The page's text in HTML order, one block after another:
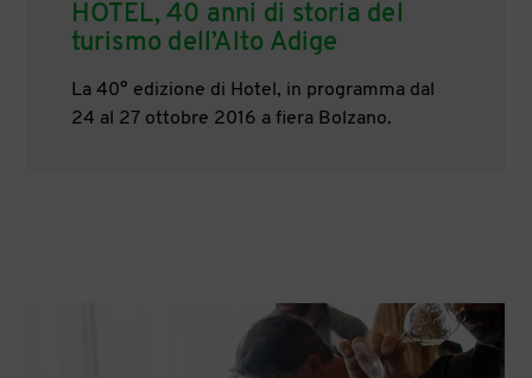
HOTEL, 40 anni di storia del
turismo dell’Alto Adige
La 40° edizione di Hotel, in programma dal
24 al 27 ottobre 2016 a fiera Bolzano.